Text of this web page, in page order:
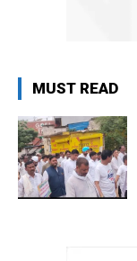
MUST READ